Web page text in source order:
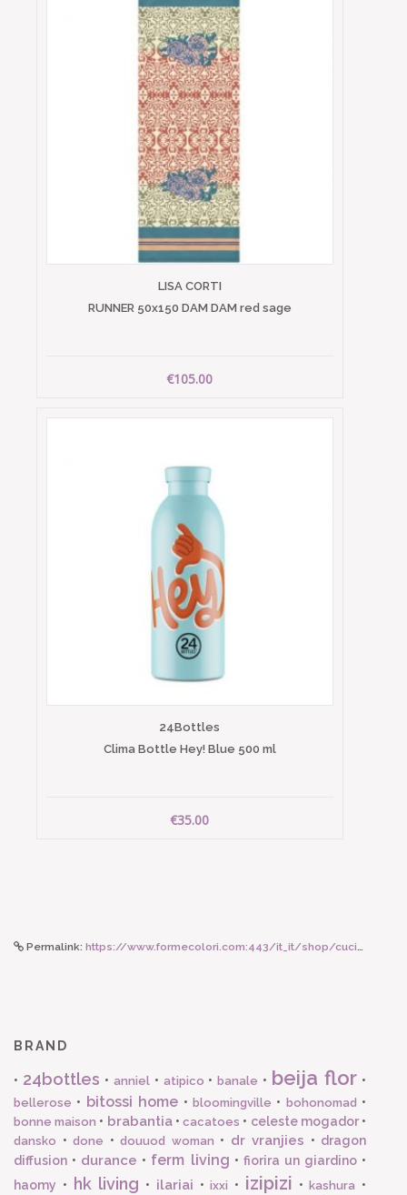
LISA CORTI
RUNNER 50x150 DAM DAM red sage
€105.00
24Bottles
Clima Bottle Hey! Blue 500 ml
€35.00
Permalink: https://www.formecolori.com:443/it_it/shop/cucina/tovagliette_in_vinile/beija_flor_bauhaus_silver/5944
BRAND
• 24bottles • anniel• atipico •banale • beija flor •
bellerose • bitossi home • bloomingville • bohonomad •
bonne maison • brabantia•cacatoes • celeste mogador•
dansko • done • douuod woman • dr vranjies • dragon
diffusion • durance • ferm living • fiorira un giardino•
haomy • hk living • ilariai •ixxi • izipizi •kashura •